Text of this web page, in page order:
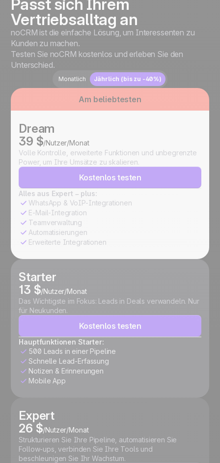
Passt sich Ihrem
Vertriebsalltag an
noCRM ist die einfache Lösung, um Interessenten zu
Kunden zu machen.
Testen Sie noCRM kostenlos und erleben Sie den
Unterschied.
Monatlich Jährlich (bis zu -40%)
Starter
13 $/Nutzer/Monat
Das Wichtigste im Fokus: Leads in Deals verwandeln. Nur
für Neukunden.
Kostenlos testen
Hauptfunktionen Starter:
500 Leads in einer Pipeline
Schnelle Lead-Erfassung
Notizen & Erinnerungen
Mobile App
Expert
26 $/Nutzer/Monat
Strukturieren Sie Ihre Pipeline, automatisieren Sie
Follow-ups, verbinden Sie Ihre Tools und
beschleunigen Sie Ihr Wachstum.
Am beliebtesten
Dream
39 $/Nutzer/Monat
Volle Kontrolle, erweiterte Funktionen und unbegrenzte
Power, um Ihre Umsätze zu skalieren.
Kostenlos testen
Alles aus Expert – plus:
WhatsApp & VoIP-Integrationen
E-Mail-Integration
Teamverwaltung
Automatisierungen
Erweiterte Integrationen